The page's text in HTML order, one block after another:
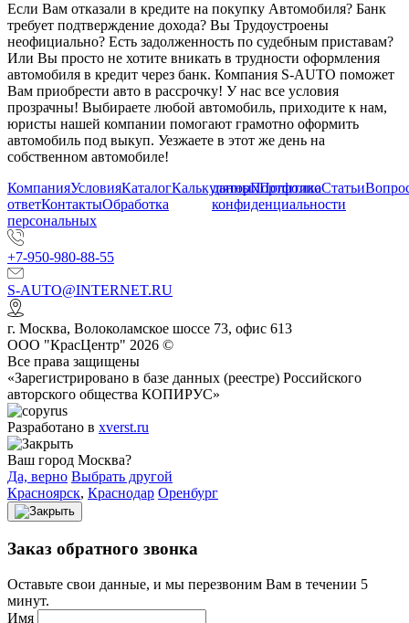
Если Вам отказали в кредите на покупку Автомобиля? Банк
требует подтверждение дохода? Вы Трудоустроены
неофициально? Есть задолженность по судебным приставам?
Или Вы просто не хотите вникать в трудности оформления
автомобиля в кредит через банк. Компания S-AUTO поможет
Вам приобрести авто в рассрочку! У нас все условия
прозрачны! Выбираете любой автомобиль, приходите к нам,
юристы нашей компании помогают грамотно оформить
автомобиль под выкуп. Уезжаете в этот же день на
собственном автомобиле!
КомпанияУсловияКаталогКалькуляторПортфолиоСтатьи
ответКонтактыОбработка
персональных
данныхПолитика
конфиденциальности
+7-950-980-88-55
S-AUTO@INTERNET.RU
г. Москва, Волоколамское шоссе 73, офис 613
ООО "КрасЦентр" 2026 ©
Все права защищены
«Зарегистрировано в базе данных (реестре) Российского
авторского общества КОПИРУС»
Разработано в xverst.ru
Ваш город Москва?
Да, верно Выбрать другой
Красноярск, Краснодар Оренбург
Заказ обратного звонка
Оставьте свои данные, и мы перезвоним Вам в течении 5
минут.
Имя